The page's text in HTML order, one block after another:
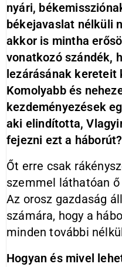
nyári,
békejavaslat nélküli
akkor is mintha
vonatkozó szándék,
lezárásának kereteit
Komolyabb és
kezdeményezések
aki elindította,
fejezni ezt a háborút?
Őt erre csak
szemmel láthatóan
Az orosz gazdaság
számára, hogy a
minden további
Hogyan és mivel